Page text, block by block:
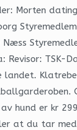
Morten
Næss
Revisor: TSK-
landet.
hund er kr
at du tar med